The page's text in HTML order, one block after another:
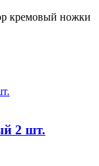
кремовый ножки
2 шт.